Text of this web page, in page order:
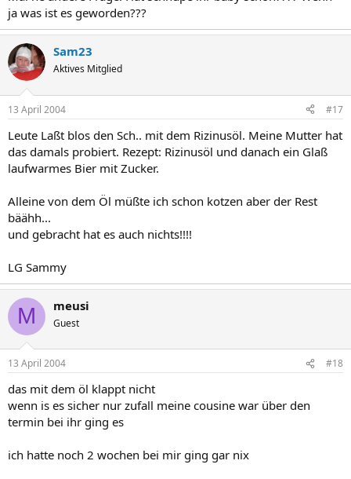
ja was ist es geworden???
Sam23
Aktives Mitglied
13 April 2004 #17
Leute Laßt blos den Sch.. mit dem Rizinusöl. Meine Mutter hat
das damals probiert. Rezept: Rizinusöl und danach ein Glaß
laufwarmes Bier mit Zucker.
Alleine von dem Öl müßte ich schon kotzen aber der Rest
bäähh...
und gebracht hat es auch nichts!!!!
LG Sammy
M meusi
Guest
13 April 2004 #18
das mit dem öl klappt nicht
wenn is es sicher nur zufall meine cousine war über den
termin bei ihr ging es
ich hatte noch 2 wochen bei mir ging gar nix